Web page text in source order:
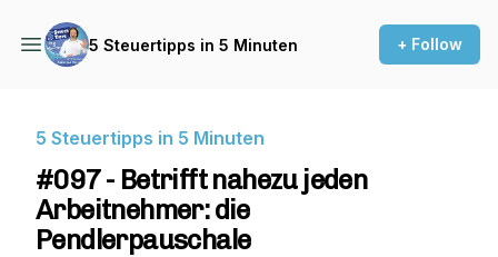
5 Steuertipps in 5 Minuten + Follow
5 Steuertipps in 5 Minuten
#097 - Betrifft nahezu jeden
Arbeitnehmer: die
Pendlerpauschale